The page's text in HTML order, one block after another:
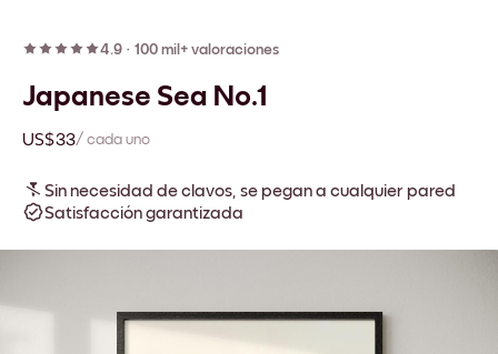
4.9 · 100 mil+ valoraciones
Japanese Sea No.1
US$33/ cada uno
Sin necesidad de clavos, se pegan a cualquier pared
Satisfacción garantizada